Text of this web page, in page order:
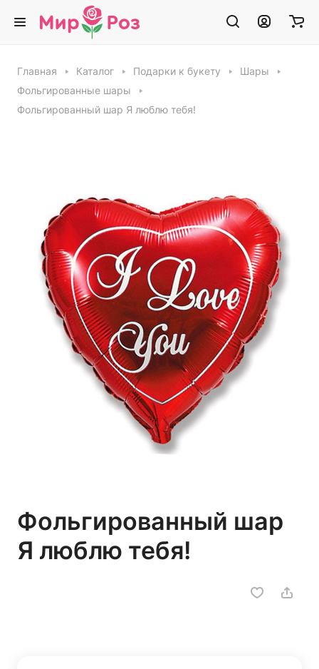
Главная Каталог Подарки к букету
Шары
Фольгированные шары
Фольгированный шар Я люблю тебя!
Фольгированный шар
Я люблю тебя!